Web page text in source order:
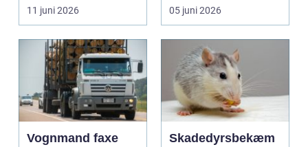
11 juni 2026 05 juni 2026
Vognmand faxe
Skadedyrsbekæm